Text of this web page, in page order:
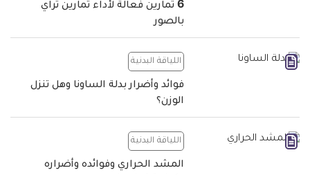
6 تمارين فعالة لأداء تمارين تراي
بالصور
اللياقة البدنية
فوائد وأضرار بدلة الساونا وهل تنزل
الوزن؟
اللياقة البدنية
المشد الحراري وفوائده وأضراره